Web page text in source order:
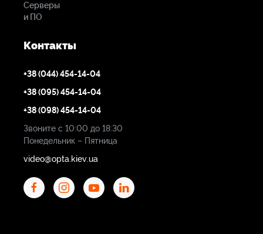
Серверы
и ПО
Контакты
+38 (044) 454-14-04
+38 (095) 454-14-04
+38 (098) 454-14-04
Звоните с 10:00 до 18:30
Понедельник – Пятница
video@opta.kiev.ua